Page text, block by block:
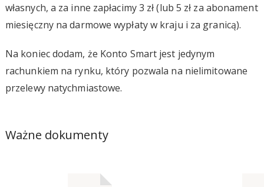
własnych, a za inne zapłacimy 3 zł (lub 5 zł za abonament
miesięczny na darmowe wypłaty w kraju i za granicą).
Na koniec dodam, że Konto Smart jest jedynym
rachunkiem na rynku, który pozwala na nielimitowane
przelewy natychmiastowe.
Ważne dokumenty